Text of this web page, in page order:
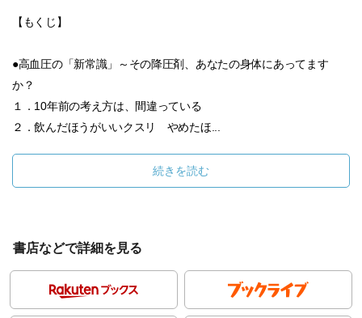
【もくじ】
●高血圧の「新常識」～その降圧剤、あなたの身体にあってます
か？
１．10年前の考え方は、間違っている
２．飲んだほうがいいクスリ やめたほ...
続きを読む
書店などで詳細を見る